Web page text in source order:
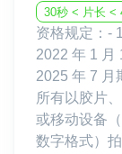
资格规定：-
2022 年 1 月
2025 年 7 月
所有以胶片
或移动设备
数字格式）拍